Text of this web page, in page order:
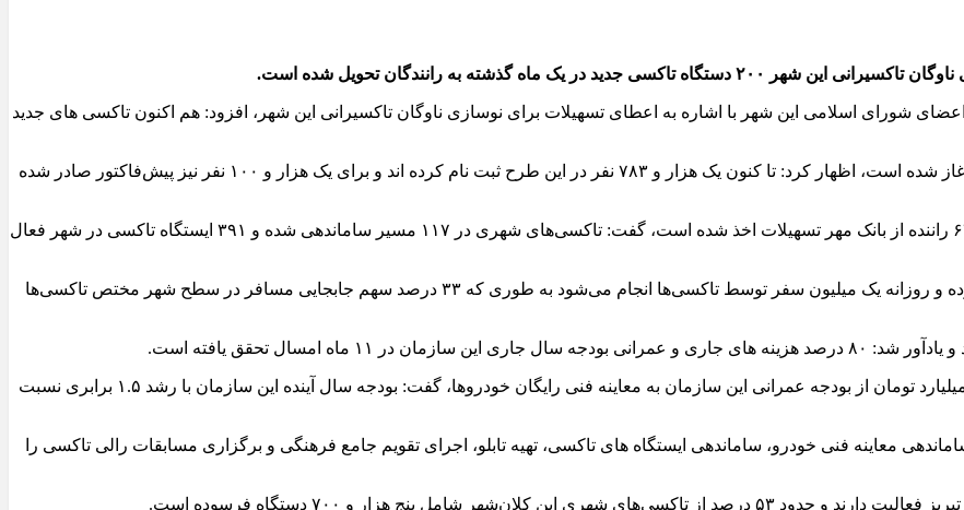
یک ماه گذشته به رانندگان تحویل شده است.
شورای اسلامی این شهر با اشاره به اعطای تسهیلات برای نوسازی ناوگان تاکسیرانی این شهر، افزود: هم اکنون تاکسی های جدید
وی با بیان اینکه نوسازی ناوگان تاکسیرانی تبریز از دی ماه سال جاری آغاز شده است، اظهار کرد: تا کنون یک هزار و ۷۸۳ نفر در این طرح ثبت نام کرده اند و برای یک هزار و ۱۰۰ نفر نیز پیش‌فاکتور صادر شده
مدیرعامل سازمان تاکسیرانی شهرداری تبریز با اشاره به اینکه برای ۶۳۵ راننده از بانک مهر تسهیلات اخذ شده است، گفت: تاکسی‌های شهری در ۱۱۷ مسیر ساماندهی شده و ۳۹۱ ایستگاه تاکسی در شهر فعال
قاصدی، ادامه داد: روزانه ۱۰ هزار و ۸۳۳ تاکسی در سطح تبریز فعال بوده و روزانه یک میلیون سفر توسط تاکسی‌ها انجام می‌شود به طوری که ۳۳ درصد سهم جابجایی مسافر در سطح شهر مختص تاکسی‌ها
مدیرعامل سازمان تاکسیرانی شهرداری تبریز با اشاره به اختصاص یک میلیارد تومان از بودجه عمرانی این سازمان به معاینه فنی رایگان خودروها، گفت: بودجه سال آینده این سازمان با رشد ۱.۵ برابری نسبت
معاینه فنی خودرو، ساماندهی ایستگاه های تاکسی، تهیه تابلو، اجرای تقویم جامع فرهنگی و برگزاری مسابقات رالی تاکسی را